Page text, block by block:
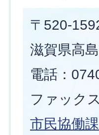
〒520-
滋賀県高
電話：
ファック
市民協働